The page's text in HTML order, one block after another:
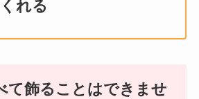
れる
て飾ることはできませ